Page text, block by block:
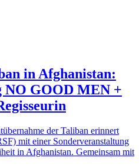
in Afghanistan:
GOOD MEN +
der Taliban erinnert
mit einer Sonderveranstaltung
in Afghanistan. Gemeinsam mit